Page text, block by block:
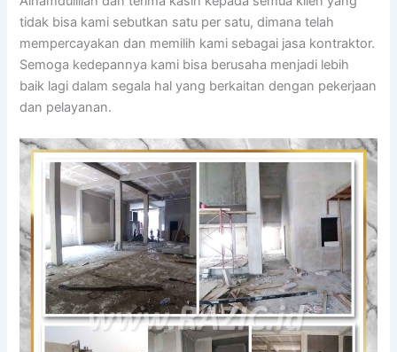
tidak bisa kami sebutkan satu per satu, dimana telah
mempercayakan dan memilih kami sebagai jasa kontraktor.
Semoga kedepannya kami bisa berusaha menjadi lebih
baik lagi dalam segala hal yang berkaitan dengan pekerjaan
dan pelayanan.